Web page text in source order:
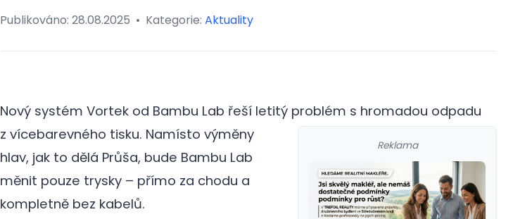
Publikováno: 28.08.2025 • Kategorie: Aktuality
Nový systém Vortek od Bambu Lab řeší letitý problém s hromadou odpadu
z vícebarevného tisku.
Reklama
Namísto výměny
hlav, jak to dělá Průša, bude Bambu Lab
měnit pouze trysky – přímo za chodu a
kompletně bez kabelů.